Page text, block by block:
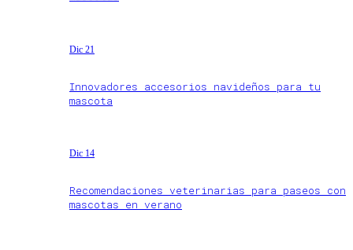
Dic 21
Innovadores accesorios navideños para tu
mascota
Dic 14
Recomendaciones veterinarias para paseos con
mascotas en verano